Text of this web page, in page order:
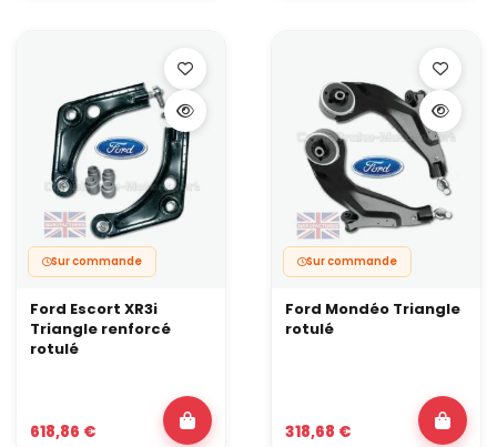
Sur commande
Ford Escort XR3i
Triangle renforcé
rotulé
618,86 €
Sur commande
Ford Mondéo Triangle
rotulé
318,68 €